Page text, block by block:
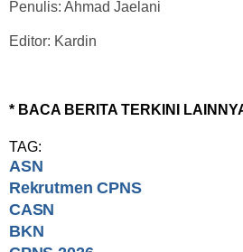
Penulis: Ahmad Jaelani
Editor: Kardin
* BACA BERITA TERKINI
TAG:
ASN
Rekrutmen CPNS
CASN
BKN